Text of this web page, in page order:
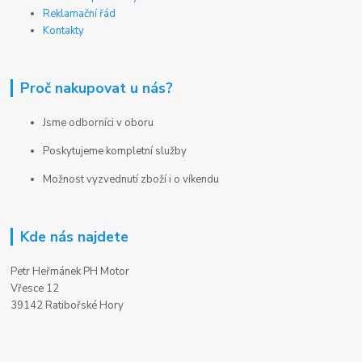
Reklamační řád
Kontakty
Proč nakupovat u nás?
Jsme odborníci v oboru
Poskytujeme kompletní služby
Možnost vyzvednutí zboží i o víkendu
Kde nás najdete
Petr Heřmánek PH Motor
Vřesce 12
39142 Ratibořské Hory